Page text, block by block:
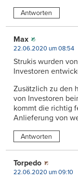
Antworten
Max
22.06.2020 um 08:54
Strukis wurden
Investoren
Zusätzlich zu den
von Investoren
kommt die richtig
Anlieferung von
Antworten
Torpedo
22.06.2020 um 09:10